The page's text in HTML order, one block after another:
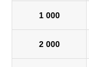
1 000
2 000